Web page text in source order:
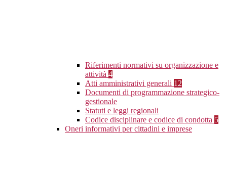
Riferimenti normativi su organizzazione e
attività 4
Atti amministrativi generali 12
Documenti di programmazione strategico-
gestionale
Statuti e leggi regionali
Codice disciplinare e codice di condotta 5
Oneri informativi per cittadini e imprese